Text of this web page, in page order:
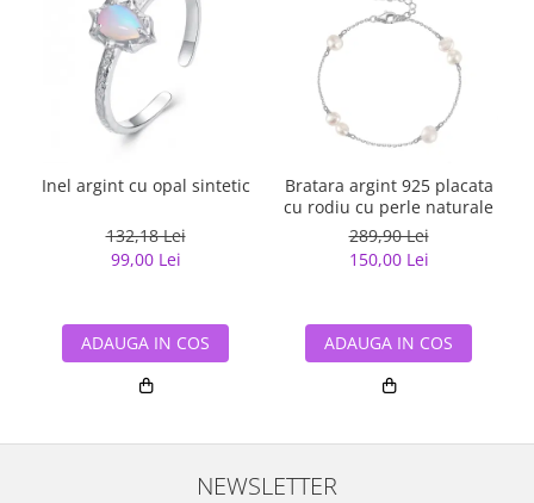
Inel argint cu opal sintetic
132,18 Lei
99,00 Lei
ADAUGA IN COS
Bratara argint 925 placata
cu rodiu cu perle naturale
289,90 Lei
150,00 Lei
ADAUGA IN COS
NEWSLETTER